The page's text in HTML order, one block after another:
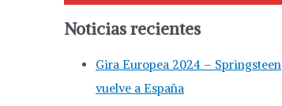
Noticias recientes
Gira Europea 2024 – Springsteen
vuelve a España